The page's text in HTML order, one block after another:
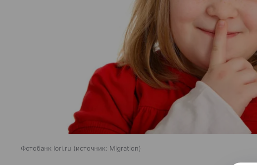
Фотобанк lori.ru источник: Migration